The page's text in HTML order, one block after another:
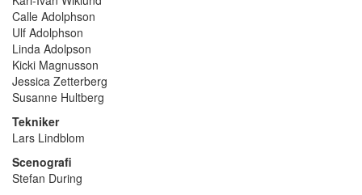
Calle Adolphson
Ulf Adolphson
Linda Adolpson
Kicki Magnusson
Jessica Zetterberg
Susanne Hultberg
Tekniker
Lars Lindblom
Scenografi
Stefan During